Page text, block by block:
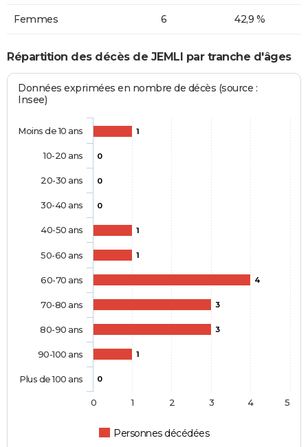
Femmes 6 42,9 %
Répartition des décès de JEMLI par tranche d'âges
Données exprimées en nombre de décès (source :
Insee)
1
0
0
0
1
1
4
3
3
1
0
Personnes décédées
Moins de 10 ans
10-20 ans
20-30 ans
30-40 ans
40-50 ans
50-60 ans
60-70 ans
70-80 ans
80-90 ans
90-100 ans
Plus de 100 ans
0 1 2 3 4 5